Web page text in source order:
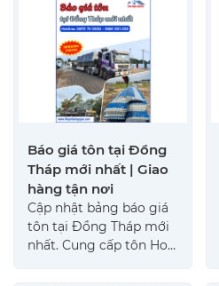
trường, đầy đủ chứng
chỉ từ nhà sản xuất.
Báo giá tôn tại Đồng
Tháp mới nhất | Giao
hàng tận nơi
Cập nhật bảng báo giá
tôn tại Đồng Tháp mới
nhất. Cung cấp tôn Hoa